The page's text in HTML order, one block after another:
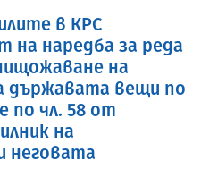
в КРС
на наредба за реда
на
държавата вещи по
по чл. 58 от
на
неговата